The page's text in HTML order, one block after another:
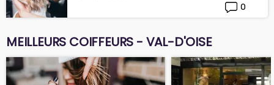
0
MEILLEURS COIFFEURS - VAL-D'OISE